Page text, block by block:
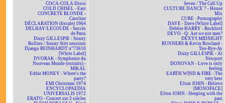
COCA-COLA Disco
COLD CHISEL - East
CONCRETE BLONDE -
Caroline
DÉCLARATION (fiscale) 1964
DELHAY/LECOUDE - Succès
de Paris
Dizzy GILLESPIE - Sonny
Rollins / Sonny Stitt sessions
Django REINHARDT n°73610
[White Label]
DVORAK - Symphonie du
Nouveau Monde (extraits) -
MIKAL
Eddie MONEY - Where's the
party?
EMI Christmas 1974
ENCYCLOPAEDIA
UNIVERSALIS 1972
ERATO - Concert sur 3 siècles
Seven / The Call Up
CULTURE DANCE 7 - House
Mix
CURE - Pornography
DAVE - Dave [White Label]
Debbie HARRY - Rockbird
DEVO - Q: Are we not men?
DEXYS MIDNIGHT
RUNNERS & Kevin Rowland -
Too-Rye-Ay
Dizzy GILLESPIE - At
Newport
DONOVAN - Love is only
feeling
EARTH WIND & FIRE - The
very best
Elton JOHN - Believe
[MONOFACE]
Elton JOHN - Sleeping with the
past